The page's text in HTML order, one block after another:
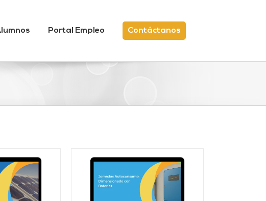
Portal Empleo Contáctanos
CARRITO